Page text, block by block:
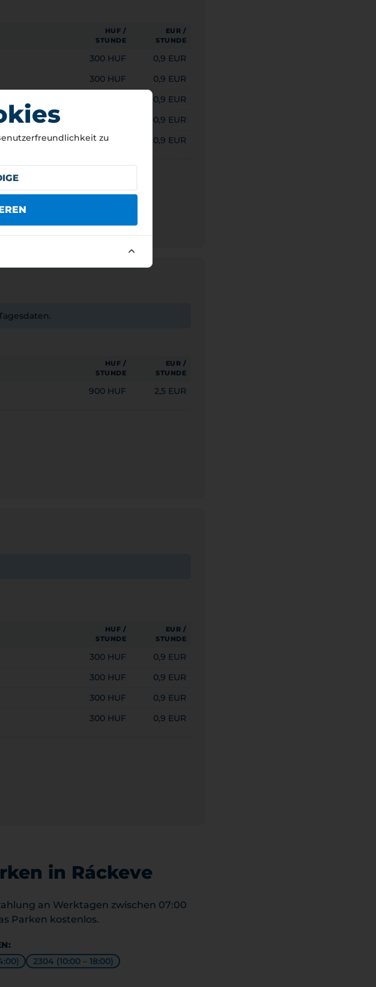
HUF /
STUNDE
EUR /
STUNDE
300 HUF
0,9 EUR
300 HUF
0,9 EUR
0,9 EUR
0,9 EUR
300 HUF 0,9 EUR
HUF /
STUNDE
EUR /
STUNDE
900 HUF 2,5 EUR
HUF /
STUNDE
EUR /
STUNDE
300 HUF
0,9 EUR
300 HUF
0,9 EUR
300 HUF
0,9 EUR
300 HUF 0,9 EUR
in Ráckeve
an Werktagen zwischen 07:00
Parken kostenlos.
2304 (10:00 – 18:00)
zu